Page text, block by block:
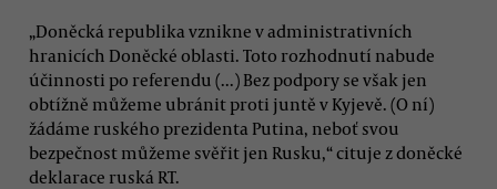
„Doněcká republika vznikne v administrativních
hranicích Doněcké oblasti. Toto rozhodnutí nabude
účinnosti po referendu (...) Bez podpory se však jen
obtížně můžeme ubránit proti juntě v Kyjevě. (O ní)
žádáme ruského prezidenta Putina, neboť svou
bezpečnost můžeme svěřit jen Rusku,“ cituje z doněcké
deklarace ruská RT.